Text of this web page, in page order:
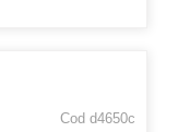
Cod d4650c